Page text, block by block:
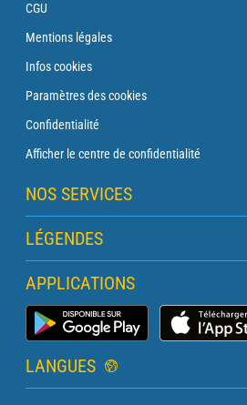
CGU
Mentions légales
Infos cookies
Paramètres des cookies
Confidentialité
Afficher le centre de confidentialité
NOS SERVICES
Abonnement Zen
Abonnement Balise
Abonnement Traversée
Abonnement Phare
LÉGENDES
Légende des cartes
Légende des pictogrammes
Glossaire
APPLICATIONS
Application Météo Marine
LANGUES